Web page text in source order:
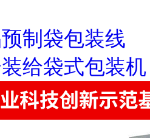
制袋包装线
给袋式包装机